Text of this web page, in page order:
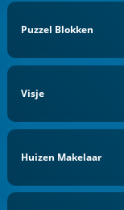
Puzzel Blokken
Visje
Huizen Makelaar